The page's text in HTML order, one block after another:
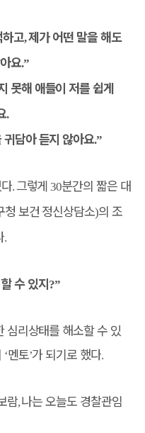
고,제가 어떤 말을 해도
요.”
못해 애들이 저를 쉽게
.
담아 듣지 않아요.”
.그렇게30분간의 짧은 대
청 보건 정신상담소)의 조
.
수 있지?”
심리상태를 해소할 수 있
‘멘토’가 되기로 했다.
람,나는 오늘도 경찰관임